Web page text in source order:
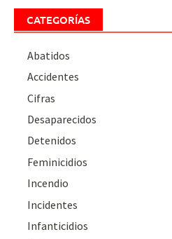
CATEGORÍAS
Abatidos
Accidentes
Cifras
Desaparecidos
Detenidos
Feminicidios
Incendio
Incidentes
Infanticidios